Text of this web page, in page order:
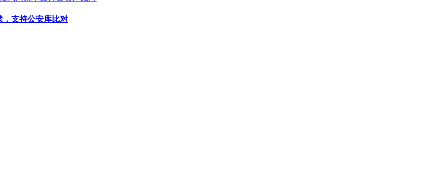
，支持公安库比对